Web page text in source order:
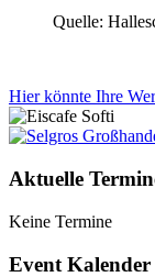
Quelle:
Hier könnte Ihre
Aktuelle
Keine Termine
Event Kalender